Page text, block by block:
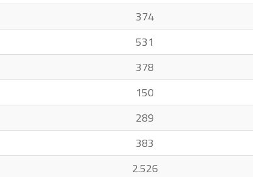
374
531
378
150
289
383
2.526